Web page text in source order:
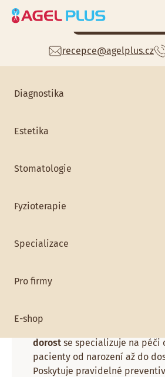
Mám zájem
recepce@agelplus.cz
Celoroční zdravotní péče
Preventivní prohlídky
Diagnostika
Estetika
Stomatologie
Fyzioterapie
Specializace
Pro firmy
E-shop
Home>Pediatrie> MUDr. Tereza
MUDr. Tereza Brožová
Pediatrie
dorost se specializuje na péči
pacienty od narození až do
Poskytuje pravidelné